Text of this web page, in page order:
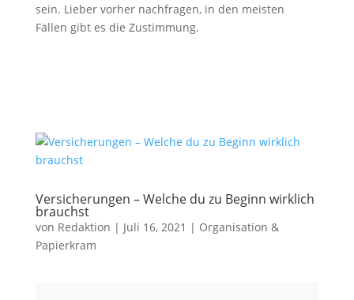
sein. Lieber vorher nachfragen, in den meisten
Fällen gibt es die Zustimmung.
Versicherungen – Welche du zu Beginn wirklich
brauchst
von Redaktion | Juli 16, 2021 | Organisation &
Papierkram